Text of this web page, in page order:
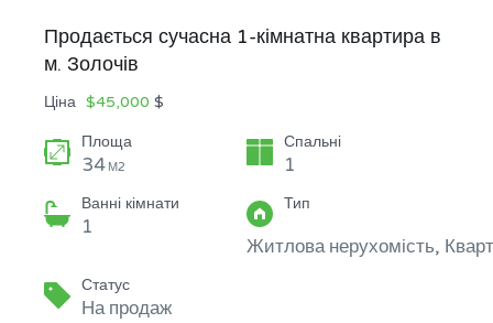
Продається сучасна 1-кімнатна квартира в
м. Золочів
Ціна $45,000 $
Площа
34 М2
Спальні
1
Ванні кімнати
1
Тип
Житлова нерухомість,
Статус
На продаж